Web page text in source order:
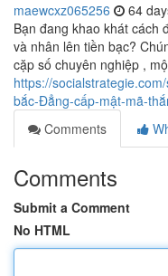
maewcxz065256 64
Bạn đang khao khát cách
và nhân lên tiền bạc?
cặp số chuyên nghiệp ,
https://
bắc-Đẳng-cấp-mật-mã-
Comments
Comments
Submit a Comment
No HTML